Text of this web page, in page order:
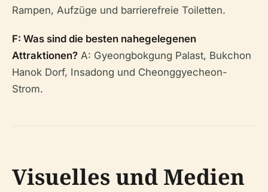
Rampen, Aufzüge und barrierefreie Toiletten.
F: Was sind die besten nahegelegenen
Attraktionen? A: Gyeongbokgung Palast, Bukchon
Hanok Dorf, Insadong und Cheonggyecheon-
Strom.
Visuelles und Medien